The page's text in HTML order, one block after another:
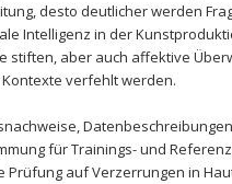
desto deutlicher werden
Intelligenz in der
stiften,​ aber auch affektive
verfehlt werden.
für Trainings- und
Prüfung auf Verzerrungen in